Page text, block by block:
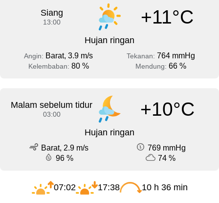
Siang
13:00 +11°C
Hujan ringan
Angin: Barat, 3.9 m/s Tekanan: 764 mmHg
Kelembaban: 80 % Mendung: 66 %
Malam sebelum tidur
03:00 +10°C
Hujan ringan
Barat, 2.9 m/s
769 mmHg
96 %
74 %
07:02 17:38 10 h 36 min